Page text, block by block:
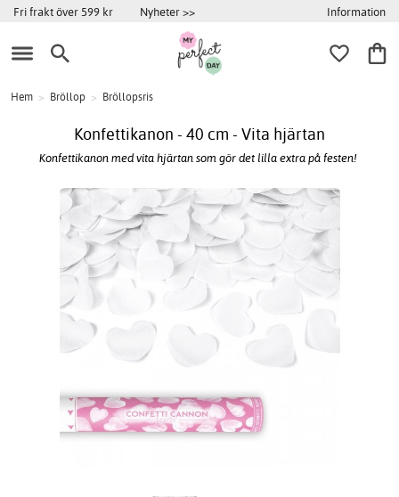
Fri frakt över 599 kr Nyheter >> Information
Hem > Bröllop > Bröllopsris
Konfettikanon - 40 cm - Vita hjärtan
Konfettikanon med vita hjärtan som gör det lilla extra på festen!